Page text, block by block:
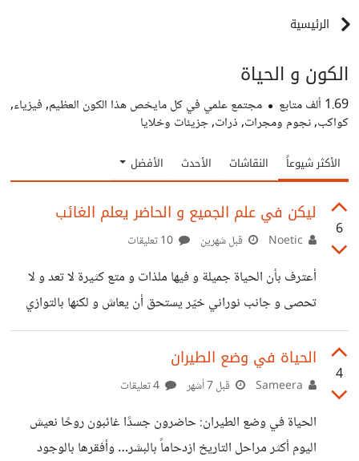
الرئيسية
الكون و الحياة
1.69 ألف متابع
مجتمع علمي في كل مايخص هذا الكون العظيم, فيزياء,
كواكب, نجوم ومجرات, ذرات, جزيئات وخلايا
الأكثر شيوعاً النقاشات الأحدث الأفضل
6
ليكن في علم الجميع و الحاضر يعلم الغائب
قبل شهرين
أعترف بأن الحياة جميلة و فيها ملذات و متع كثيرة لا تعد و لا
تحصى و جانب نوراني خيّر يستحق أن يعاش و لكنها بالتوازي
فيها معاناة و آلام و أمراض و ظلم و قهر و اضطهاد و أحزان و
تجهيل و خداع و جانب ظلامي يمثل الجحيم .. و حظوظ الناس
تختلف فهناك من كان حظه في الجنة و هناك من كان حظه في
خرجت بقرار شبه
4
الحياة في وضع الطيران
قبل 7 أشهر
الحياة في وضع الطيران: حاضرون جسدًا غائبون روحًا نعيش
اليوم أكثر مراحل التاريخ ازدحاماً بالبشر… وأفقرها بالوجود